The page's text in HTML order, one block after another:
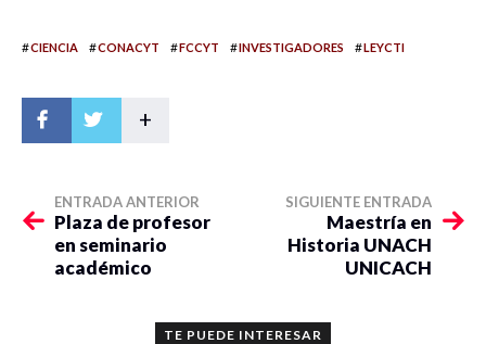
#CIENCIA #CONACYT #FCCYT #INVESTIGADORES #LEYCTI
+
ENTRADA ANTERIOR
Plaza de profesor
en seminario
académico
SIGUIENTE ENTRADA
Maestría en
Historia UNACH
UNICACH
TE PUEDE INTERESAR